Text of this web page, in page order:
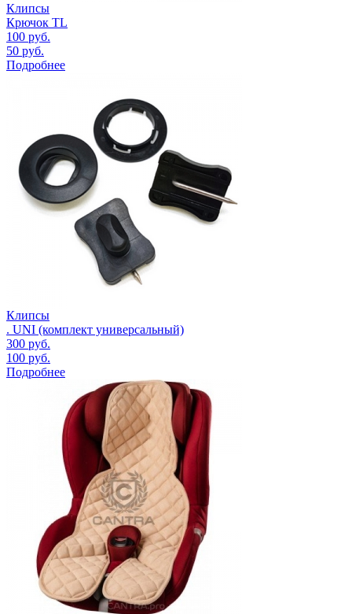
Клипсы
Крючок TL
100 руб.
50 руб.
Подробнее
Клипсы
. UNI (комплект универсальный)
300 руб.
100 руб.
Подробнее